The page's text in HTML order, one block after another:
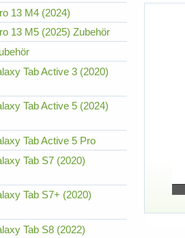
13 M4 (2024)
13 M5 (2025) Zubehör
Tab Active 3 (2020)
Tab Active 5 (2024)
Tab Active 5 Pro
Tab S7 (2020)
Tab S7+ (2020)
Tab S8 (2022)